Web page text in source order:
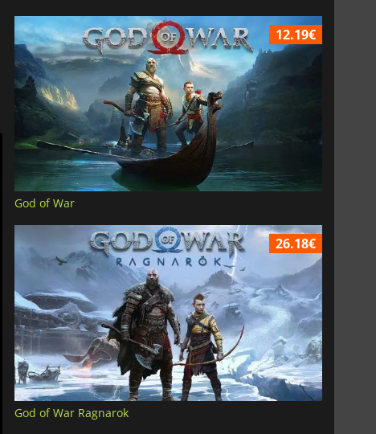
12.19€
God of War
26.18€
God of War Ragnarok